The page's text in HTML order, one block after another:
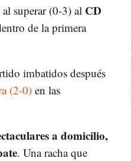
superar (0-3) alCD
de la primera
imbatidos después
(2-0)en las
a domicilio,
. Una racha que